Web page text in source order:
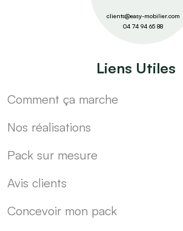
clients@easy-mobilier.com
04 74 94 65 88
Liens Utiles
Comment ça marche
Nos réalisations
Pack sur mesure
Avis clients
Concevoir mon pack